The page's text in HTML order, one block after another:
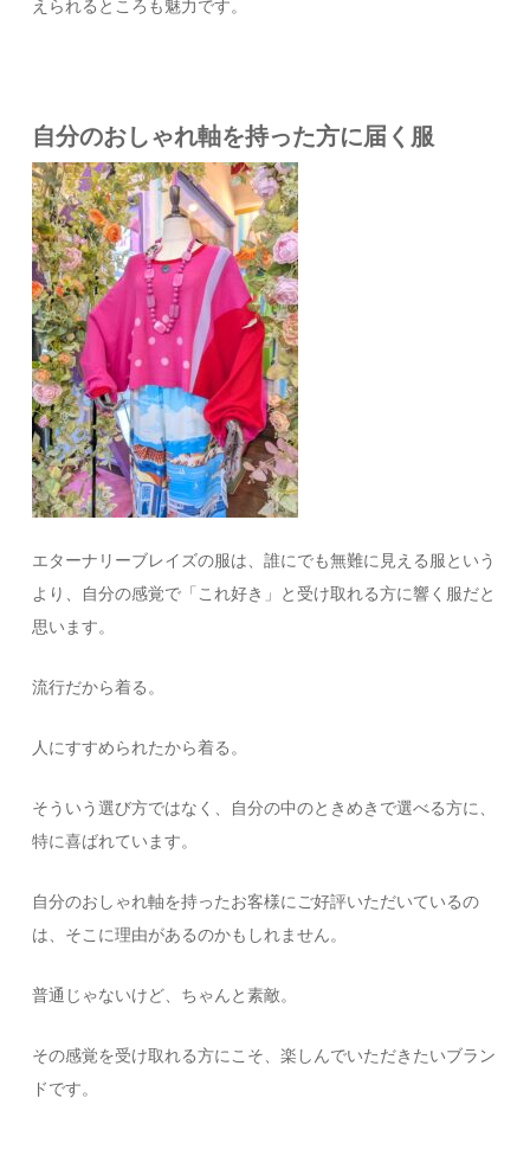
えられるところも魅力です。
自分のおしゃれ軸を持った方に届く服
エターナリーブレイズの服は、誰にでも無難に見える服という
より、自分の感覚で「これ好き」と受け取れる方に響く服だと
思います。
流行だから着る。
人にすすめられたから着る。
そういう選び方ではなく、自分の中のときめきで選べる方に、
特に喜ばれています。
自分のおしゃれ軸を持ったお客様にご好評いただいているの
は、そこに理由があるのかもしれません。
普通じゃないけど、ちゃんと素敵。
その感覚を受け取れる方にこそ、楽しんでいただきたいブラン
ドです。